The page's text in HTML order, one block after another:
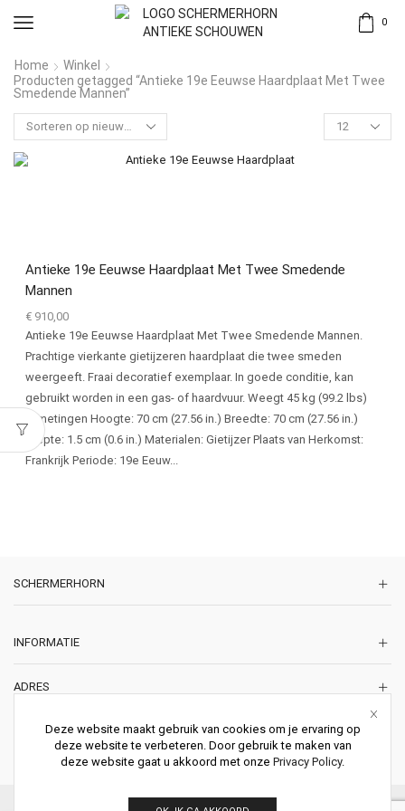
0
Home
Winkel
Producten getagged “Antieke 19e Eeuwse Haardplaat Met Twee
Smedende Mannen”
Antieke 19e Eeuwse Haardplaat Met Twee Smedende
Mannen
€ 910,00
Antieke 19e Eeuwse Haardplaat Met Twee Smedende Mannen.
Prachtige vierkante gietijzeren haardplaat die twee smeden
weergeeft. Fraai decoratief exemplaar. In goede conditie, kan
gebruikt worden in een gas- of haardvuur. Weegt 45 kg (99.2 lbs)
Afmetingen Hoogte: 70 cm (27.56 in.) Breedte: 70 cm (27.56 in.)
Diepte: 1.5 cm (0.6 in.) Materialen: Gietijzer Plaats van Herkomst:
Frankrijk Periode: 19e Eeuw...
SCHERMERHORN
INFORMATIE
ADRES
2011 ZD HAARLEM
Nederland
Deze website maakt gebruik van cookies om je ervaring op
deze website te verbeteren. Door gebruik te maken van
deze website gaat u akkoord met onze Privacy Policy.